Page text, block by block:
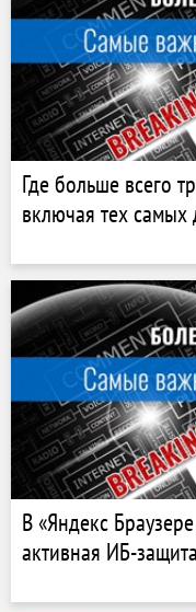
Где больше всего
включая тех самых
В «Яндекс
активная ИБ-защита